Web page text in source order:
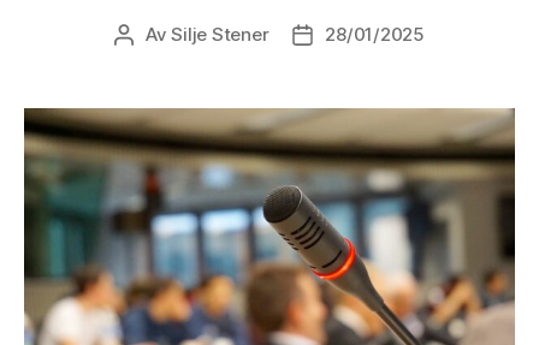
Innleggsforfatter
AvSilje Stener Publiseringsdato
28/01/2025